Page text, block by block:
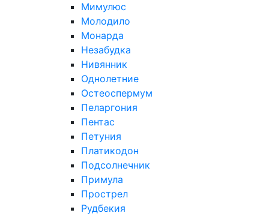
Мимулюс
Молодило
Монарда
Незабудка
Нивянник
Однолетние
Остеоспермум
Пеларгония
Пентас
Петуния
Платикодон
Подсолнечник
Примула
Прострел
Рудбекия